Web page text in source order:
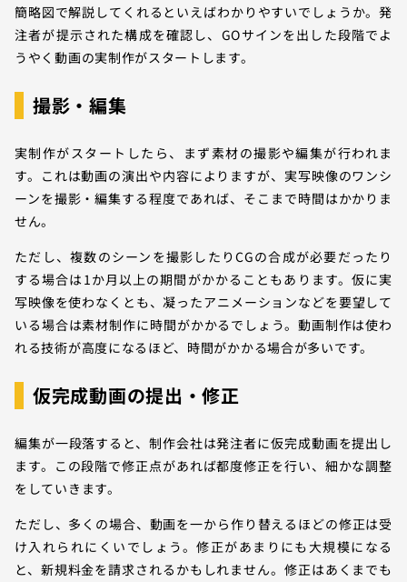
簡略図で解説してくれるといえばわかりやすいでしょうか。発
注者が提示された構成を確認し、GOサインを出した段階でよ
うやく動画の実制作がスタートします。
撮影・編集
実制作がスタートしたら、まず素材の撮影や編集が行われま
す。これは動画の演出や内容によりますが、実写映像のワンシ
ーンを撮影・編集する程度であれば、そこまで時間はかかりま
せん。
ただし、複数のシーンを撮影したりCGの合成が必要だったり
する場合は1か月以上の期間がかかることもあります。仮に実
写映像を使わなくとも、凝ったアニメーションなどを要望して
いる場合は素材制作に時間がかかるでしょう。動画制作は使わ
れる技術が高度になるほど、時間がかかる場合が多いです。
仮完成動画の提出・修正
編集が一段落すると、制作会社は発注者に仮完成動画を提出し
ます。この段階で修正点があれば都度修正を行い、細かな調整
をしていきます。
ただし、多くの場合、動画を一から作り替えるほどの修正は受
け入れられにくいでしょう。修正があまりにも大規模になる
と、新規料金を請求されるかもしれません。修正はあくまでも